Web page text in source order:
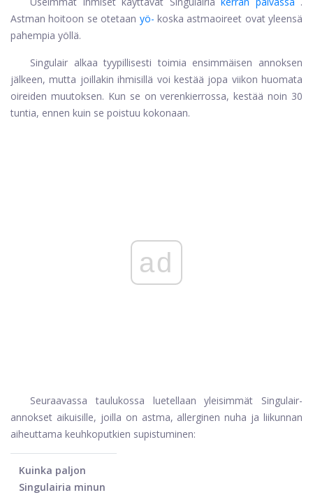
Astman hoitoon se otetaan yö- koska astmaoireet ovat yleensä
pahempia yöllä.
Singulair alkaa tyypillisesti toimia ensimmäisen annoksen
jälkeen, mutta joillakin ihmisillä voi kestää jopa viikon huomata
oireiden muutoksen. Kun se on verenkierrossa, kestää noin 30
tuntia, ennen kuin se poistuu kokonaan.
ad
Seuraavassa taulukossa luetellaan yleisimmät Singulair-
annokset aikuisille, joilla on astma, allerginen nuha ja liikunnan
aiheuttama keuhkoputkien supistuminen:
Kuinka paljon
Singulairia minun